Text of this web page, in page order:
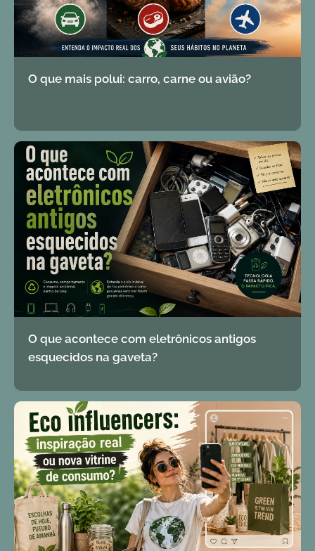
O que mais polui: carro, carne ou avião?
O que acontece com eletrônicos antigos
esquecidos na gaveta?